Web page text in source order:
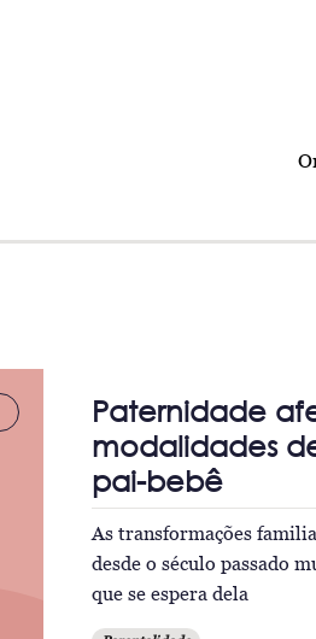
Paternidade
modalidades
pai-bebê
As transformações
desde o século passado
que se espera dela